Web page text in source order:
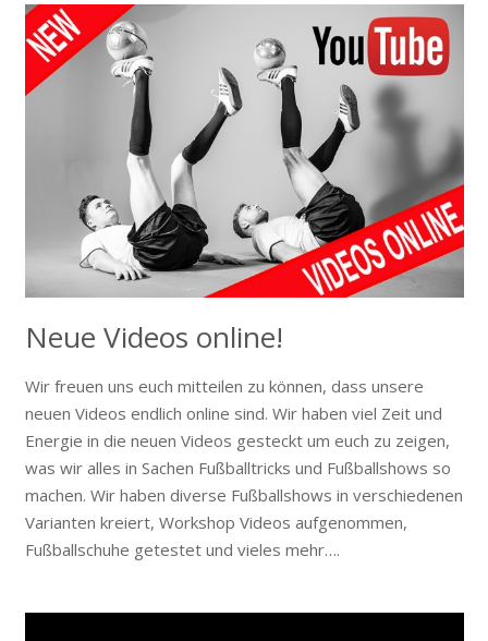
Neue Videos online!
Wir freuen uns euch mitteilen zu können, dass unsere
neuen Videos endlich online sind. Wir haben viel Zeit und
Energie in die neuen Videos gesteckt um euch zu zeigen,
was wir alles in Sachen Fußballtricks und Fußballshows so
machen. Wir haben diverse Fußballshows in verschiedenen
Varianten kreiert, Workshop Videos aufgenommen,
Fußballschuhe getestet und vieles mehr….